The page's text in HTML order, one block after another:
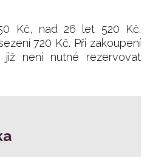
Kč, nad 26 let 520 Kč.
720 Kč. Při zakoupení
není nutné rezervovat